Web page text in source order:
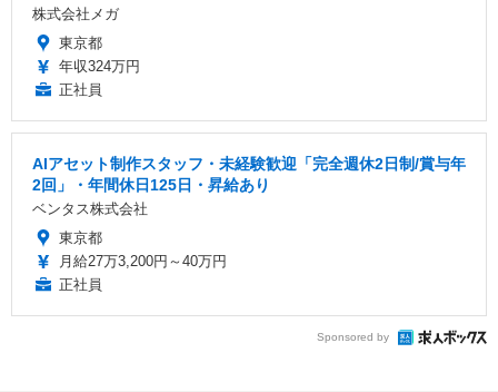
株式会社メガ
東京都
年収324万円
正社員
AIアセット制作スタッフ・未経験歓迎「完全週休2日制/賞与年
2回」・年間休日125日・昇給あり
ベンタス株式会社
東京都
月給27万3,200円～40万円
正社員
Sponsored by